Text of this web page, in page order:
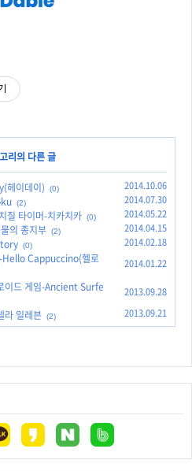
리의 다른 글
헤이데이) (0) 2014.10.06
(2) 2014.07.30
질 타이머-치카치카 (0) 2014.05.22
의 종지부 (2) 2014.04.15
(0) 2014.02.18
Hello Cappuccino(헬로
2014.01.22
이드 게임-Ancient Surfe
2013.09.28
라 일레븐 (2) 2013.09.21